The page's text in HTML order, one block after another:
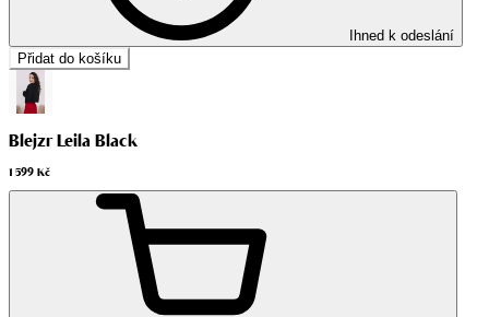
Ihned k odeslání
Přidat do košíku
Blejzr Leila Black
1 599 Kč